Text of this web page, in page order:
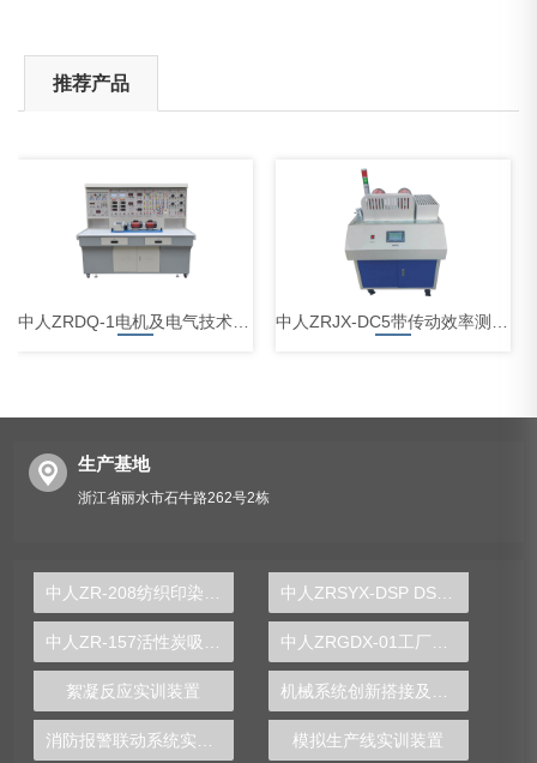
推荐产品
中人ZRDQ-1电机及电气技术实验装置 中人ZRJX-DC5带传动效率测试分析实验台
生产基地
浙江省丽水市石牛路262号2栋
中人ZRSYX-DSP DSP实验箱
絮凝反应实训装置
模拟生产线实训装置